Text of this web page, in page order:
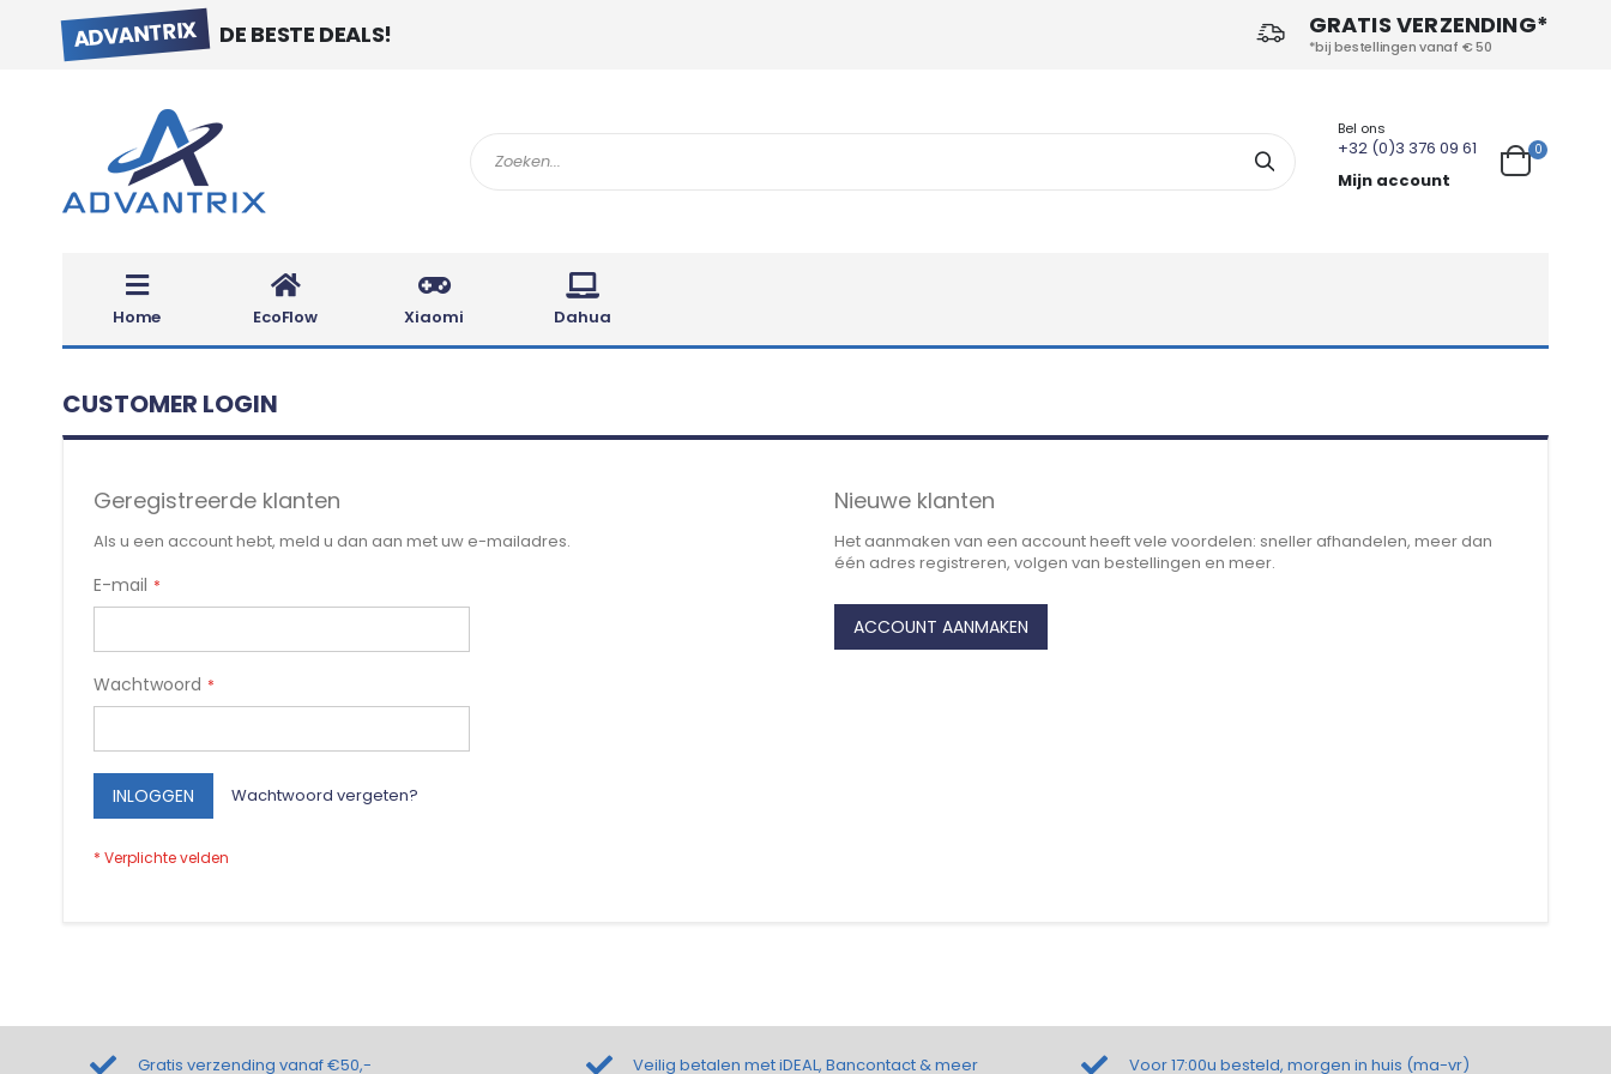
GRATIS VERZENDING*
*bij bestellingen vanaf € 50
ADVANTRIX DE BESTE DEALS!
Search
Bel ons
+32 (0)3 376 09 61
Mijn account
Cart
0producten
Home EcoFlow Xiaomi Dahua
CUSTOMER LOGIN
Geregistreerde klanten
Als u een account hebt, meld u dan aan met uw e-mailadres.
E-mail
Wachtwoord
INLOGGEN Wachtwoord vergeten?
Nieuwe klanten
Het aanmaken van een account heeft vele voordelen: sneller afhandelen, meer dan
één adres registreren, volgen van bestellingen en meer.
ACCOUNT AANMAKEN
Gratis verzending vanaf €50,- Veilig betalen met iDEAL, Bancontact & meer Voor 17:00u besteld, morgen in huis (ma-vr)